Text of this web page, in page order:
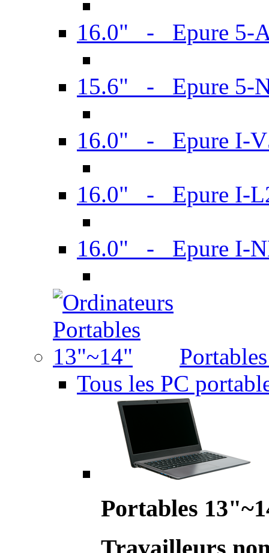
16.0" - Epure 5-
15.6" - Epure 5-
16.0" - Epure I-
16.0" - Epure I-
16.0" - Epure I-
Tous les PC
Portables